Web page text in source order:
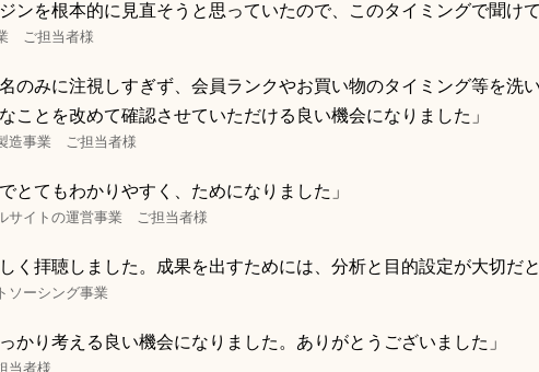
ンを根本的に見直そうと思っていたので、このタイミングで聞け
ご担当者様
のみに注視しすぎず、会員ランクやお買い物のタイミング等を洗
ことを改めて確認させていただける良い機会になりました」
造事業 ご担当者様
とてもわかりやすく、ためになりました」
サイトの運営事業 ご担当者様
く拝聴しました。成果を出すためには、分析と目的設定が大切だ
ソーシング事業
かり考える良い機会になりました。ありがとうございました」
当者様